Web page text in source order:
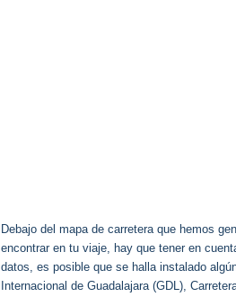
Debajo del mapa de carretera que hemos
encontrar en tu viaje, hay que tener en
datos, es posible que se halla instalado
Internacional de Guadalajara (GDL),